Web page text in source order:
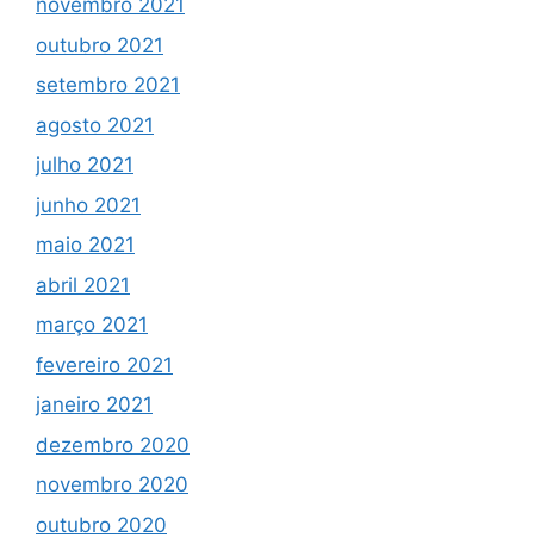
novembro 2021
outubro 2021
setembro 2021
agosto 2021
julho 2021
junho 2021
maio 2021
abril 2021
março 2021
fevereiro 2021
janeiro 2021
dezembro 2020
novembro 2020
outubro 2020